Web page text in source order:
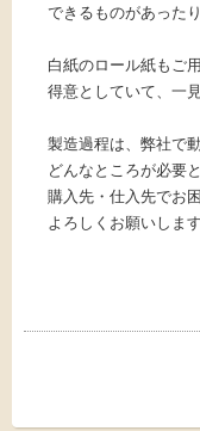
できるものがあった
白紙のロール紙もご
得意としていて、一
製造過程は、弊社で
どんなところが必要
購入先・仕入先でお
よろしくお願いします